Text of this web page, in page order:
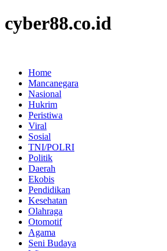
cyber88.co.id
Home
Mancanegara
Nasional
Hukrim
Peristiwa
Viral
Sosial
TNI/POLRI
Politik
Daerah
Ekobis
Pendidikan
Kesehatan
Olahraga
Otomotif
Agama
Seni Budaya